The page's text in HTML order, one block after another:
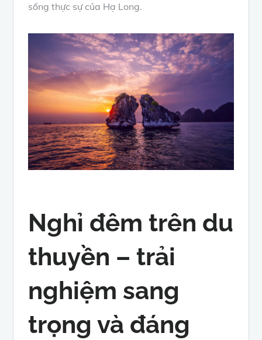
sống thực sự của Hạ Long.
Nghỉ đêm trên du
thuyền – trải
nghiệm sang
trọng và đáng